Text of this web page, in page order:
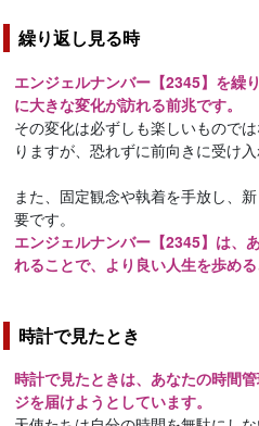
繰り返し見る時
エンジェルナンバー【2345】を繰
に大きな変化が訪れる前兆です。
その変化は必ずしも楽しいもので
りますが、恐れずに前向きに受け入
また、固定観念や執着を手放し、
要です。
エンジェルナンバー【2345】は、
れることで、より良い人生を歩め
時計で見たとき
時計で見たときは、あなたの時間
ジを届けようとしています。